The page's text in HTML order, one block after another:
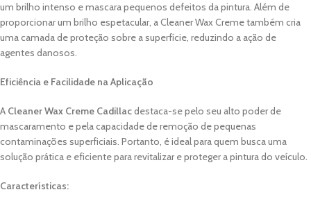
um brilho intenso e mascara pequenos defeitos da pintura. Além de
proporcionar um brilho espetacular, a Cleaner Wax Creme também cria
uma camada de proteção sobre a superfície, reduzindo a ação de
agentes danosos.
Eficiência e Facilidade na Aplicação
A Cleaner Wax Creme Cadillacdestaca-se pelo seu alto poder de
mascaramento e pela capacidade de remoção de pequenas
contaminações superficiais. Portanto, é ideal para quem busca uma
solução prática e eficiente para revitalizar e proteger a pintura do veículo.
Características: